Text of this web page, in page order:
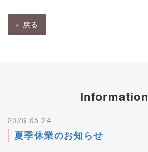
« 戻る
Information
2026.05.24
夏季休業のお知らせ